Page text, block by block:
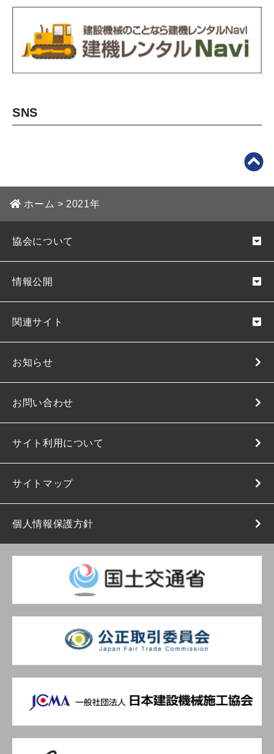
SNS
ホーム > 2021年
協会について
情報公開
関連サイト
お知らせ
お問い合わせ
サイト利用について
サイトマップ
個人情報保護方針